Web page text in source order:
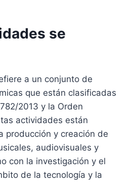
se
a un conjunto de
que están clasificadas
2013 y la Orden
actividades están
producción y creación de
audiovisuales y
con la investigación y el
de la tecnología y la